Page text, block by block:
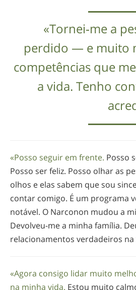
«Tornei‑me a
perdido — e muito
competências que
a vida. Tenho
«Posso seguir em frente. Posso
Posso ser feliz. Posso olhar as
olhos e elas sabem que sou
contar comigo. É um programa
notável. O Narconon mudou a
Devolveu-mea minha família.
relacionamentos verdadeiros
«Agora consigo lidar muito
na minha vida. Estou muito